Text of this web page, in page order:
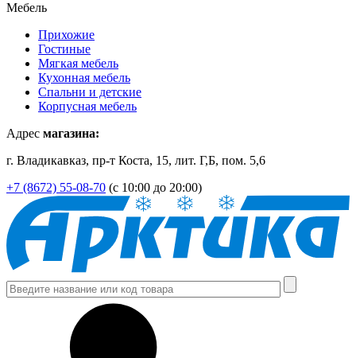
Мебель
Прихожие
Гостиные
Мягкая мебель
Кухонная мебель
Спальни и детские
Корпусная мебель
Адрес магазина:
г. Владикавказ, пр-т Коста, 15, лит. Г,Б, пом. 5,6
+7 (8672) 55-08-70 (с 10:00 до 20:00)